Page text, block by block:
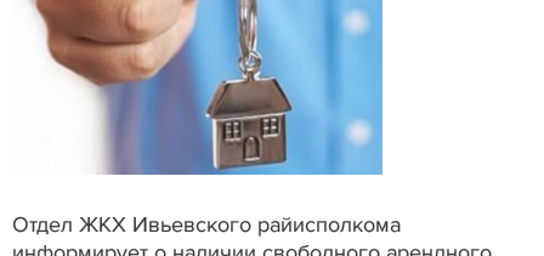
Отдел ЖКХ Ивьевского райисполкома